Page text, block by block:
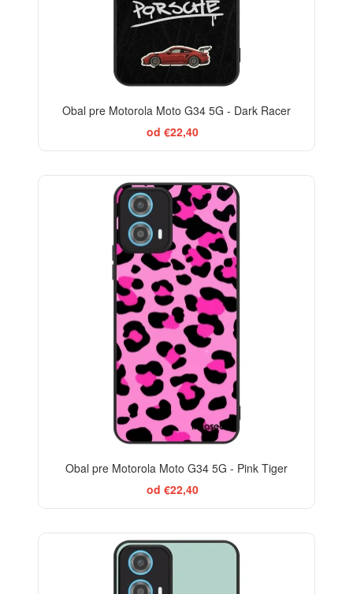
Obal pre Motorola Moto G34 5G - Dark Racer
od €22,40
Obal pre Motorola Moto G34 5G - Pink Tiger
od €22,40